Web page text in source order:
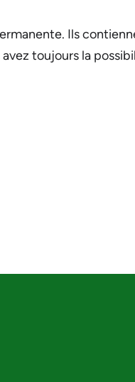
Ils
toujours la